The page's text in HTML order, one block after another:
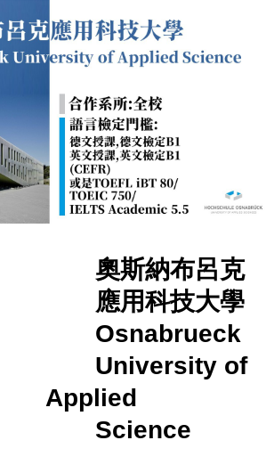
奧斯納布呂克
應用科技大學
Osnabrueck
University of
Applied
Science